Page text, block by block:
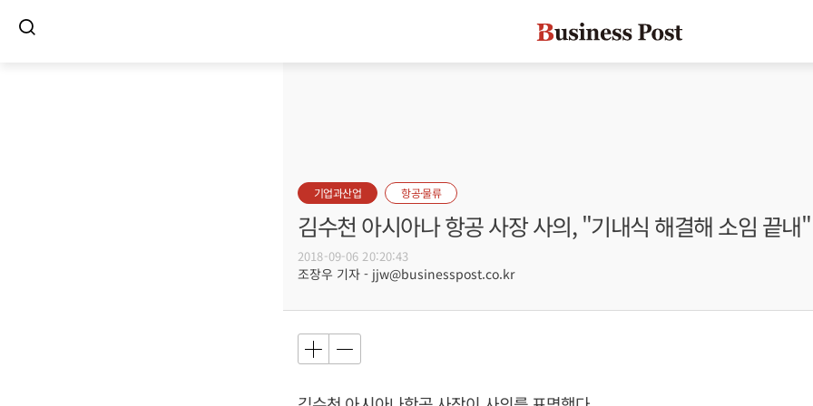
기업과산업 항공·물류
김수천 아시아나 항공 사장 사의, "기내식 해결해 소임 끝내"
2018-09-06 20:20:43
조장우 기자 - jjw@businesspost.co.kr